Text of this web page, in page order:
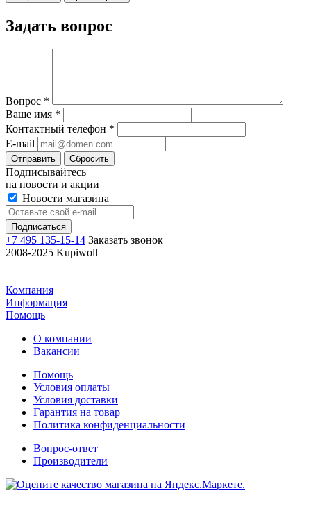
Задать вопрос
Вопрос *
Ваше имя *
Контактный телефон *
E-mail
Отправить Сбросить
Подписывайтесь
на новости и акции
Новости магазина
+7 495 135-15-14 Заказать звонок
2008-2025 Kupiwoll
Компания
Информация
Помощь
О компании
Вакансии
Помощь
Условия оплаты
Условия доставки
Гарантия на товар
Политика конфиденциальности
Вопрос-ответ
Производители